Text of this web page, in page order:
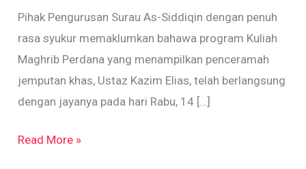
Pihak Pengurusan Surau As-Siddiqin dengan penuh
rasa syukur memaklumkan bahawa program Kuliah
Maghrib Perdana yang menampilkan penceramah
jemputan khas, Ustaz Kazim Elias, telah berlangsung
dengan jayanya pada hari Rabu, 14 […]
Elias
Read More »